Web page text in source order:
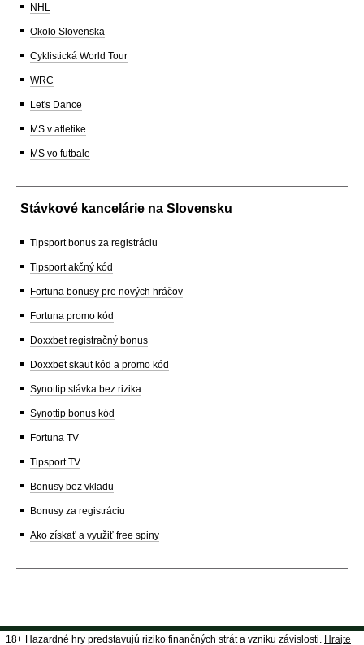
NHL
Okolo Slovenska
Cyklistická World Tour
WRC
Let's Dance
MS v atletike
MS vo futbale
Stávkové kancelárie na Slovensku
Tipsport bonus za registráciu
Tipsport akčný kód
Fortuna bonusy pre nových hráčov
Fortuna promo kód
Doxxbet registračný bonus
Doxxbet skaut kód a promo kód
Synottip stávka bez rizika
Synottip bonus kód
Fortuna TV
Tipsport TV
Bonusy bez vkladu
Bonusy za registráciu
Ako získať a využiť free spiny
18+ Hazardné hry predstavujú riziko finančných strát a vzniku závislosti. Hrajte